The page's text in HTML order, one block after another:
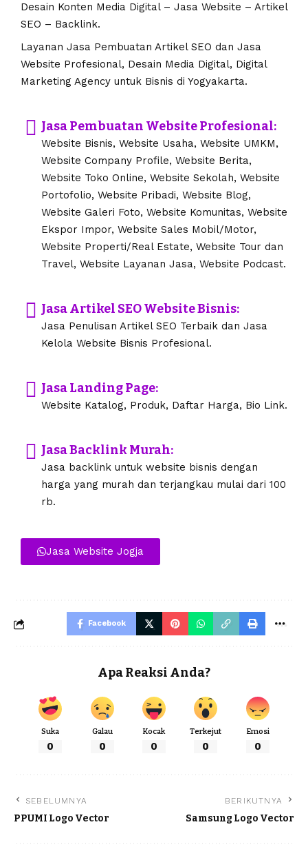
Desain Konten Media Digital – Jasa Website – Artikel
SEO – Backlink.
Layanan Jasa Pembuatan Artikel SEO dan Jasa
Website Profesional, Desain Media Digital, Digital
Marketing Agency untuk Bisnis di Yogyakarta.
Jasa Pembuatan Website Profesional:
Website Bisnis, Website Usaha, Website UMKM,
Website Company Profile, Website Berita,
Website Toko Online, Website Sekolah, Website
Portofolio, Website Pribadi, Website Blog,
Website Galeri Foto, Website Komunitas, Website
Ekspor Impor, Website Sales Mobil/Motor,
Website Properti/Real Estate, Website Tour dan
Travel, Website Layanan Jasa, Website Podcast.
Jasa Artikel SEO Website Bisnis:
Jasa Penulisan Artikel SEO Terbaik dan Jasa
Kelola Website Bisnis Profesional.
Jasa Landing Page:
Website Katalog, Produk, Daftar Harga, Bio Link.
Jasa Backlink Murah:
Jasa backlink untuk website bisnis dengan
harga yang murah dan terjangkau mulai dari 100
rb.
Jasa Website Jogja
Facebook
Apa Reaksi Anda?
Suka
0
Galau
0
Kocak
0
Terkejut
0
Emosi
0
SEBELUMNYA
PPUMI Logo Vector
BERIKUTNYA
Samsung Logo Vector